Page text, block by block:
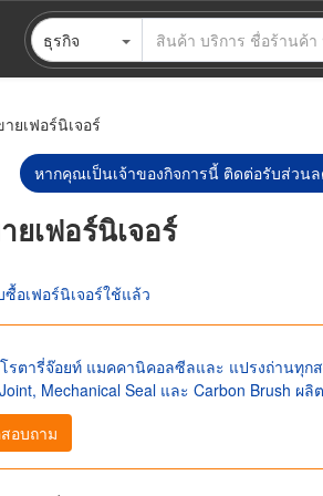
ธุรกิจ
ยเฟอร์นิเจอร์
หากคุณเป็นเจ้าของกิจการนี้ ติดต่อรับส่วนล
ยเฟอร์นิเจอร์
อเฟอร์นิเจอร์ใช้แล้ว
รตารี่จ๊อยท์ แมคคานิคอลซีลและ แปรงถ่านทุก
Mechanical Seal และ Carbon Brush ผ
อบถาม